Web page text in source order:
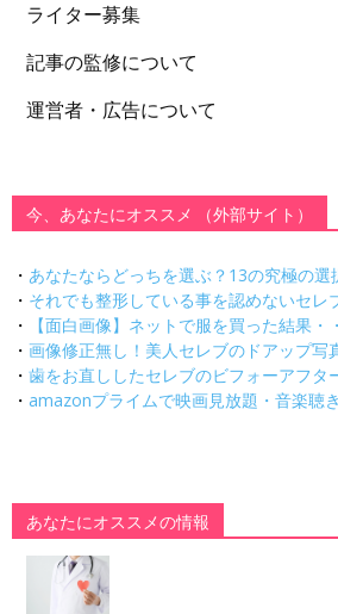
ライター募集
記事の監修について
運営者・広告について
今、あなたにオススメ （外部サイト）
・ あなたならどっちを選ぶ？13の究極の選
・ それでも整形している事を認めないセレ
・
【面白画像】ネットで服を買った結果・
・ 画像修正無し！美人セレブのドアップ写
・ 歯をお直ししたセレブのビフォーアフタ
・ amazonプライムで映画見放題・音楽聴
あなたにオススメの情報